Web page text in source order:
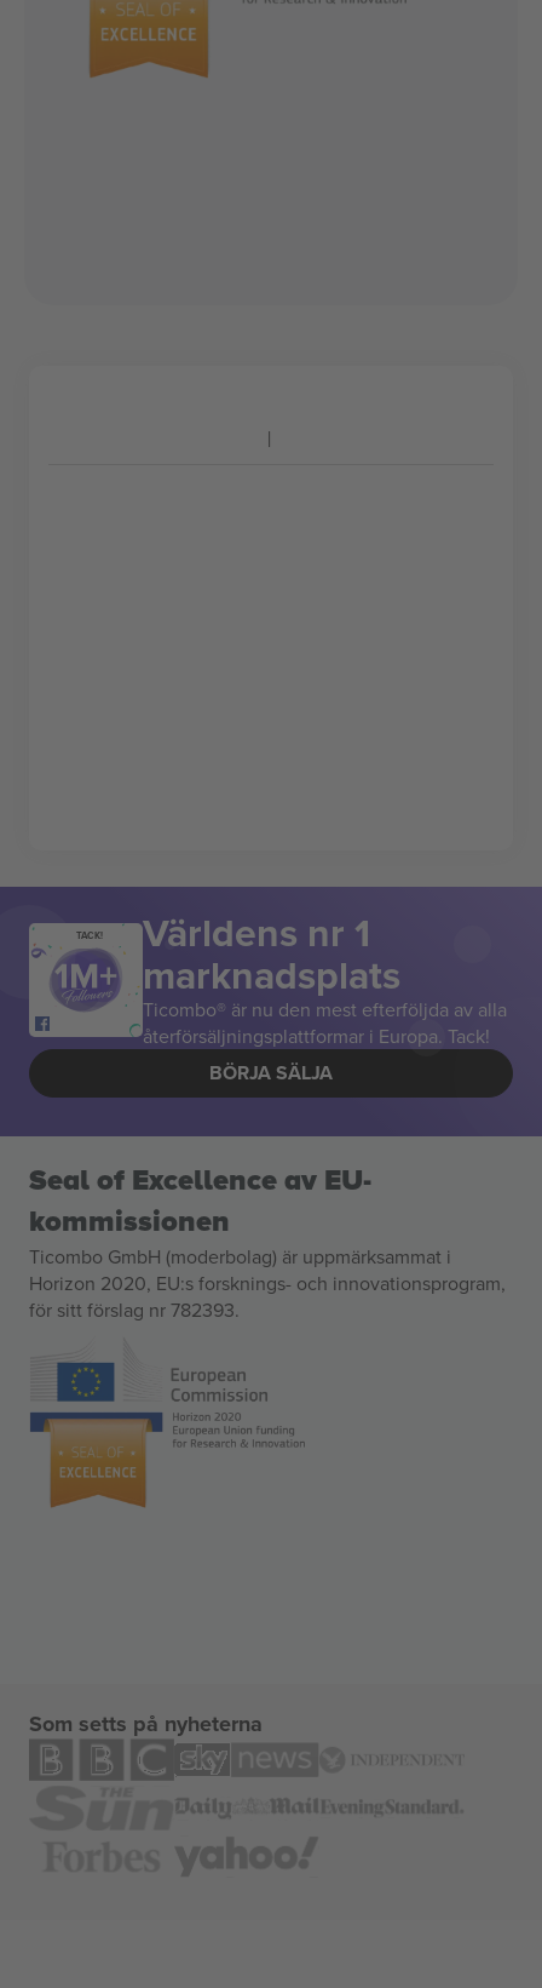
TACK! Världens nr 1
marknadsplats
Ticombo® är nu den mest efterföljda av alla
återförsäljningsplattformar i Europa. Tack!
BÖRJA SÄLJA
Seal of Excellence av EU-
kommissionen
Ticombo GmbH (moderbolag) är uppmärksammat i
Horizon 2020, EU:s forsknings- och innovationsprogram,
för sitt förslag nr 782393.
Som setts på nyheterna